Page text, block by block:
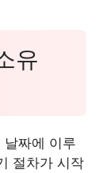
유
날짜에 이루
절차가 시작